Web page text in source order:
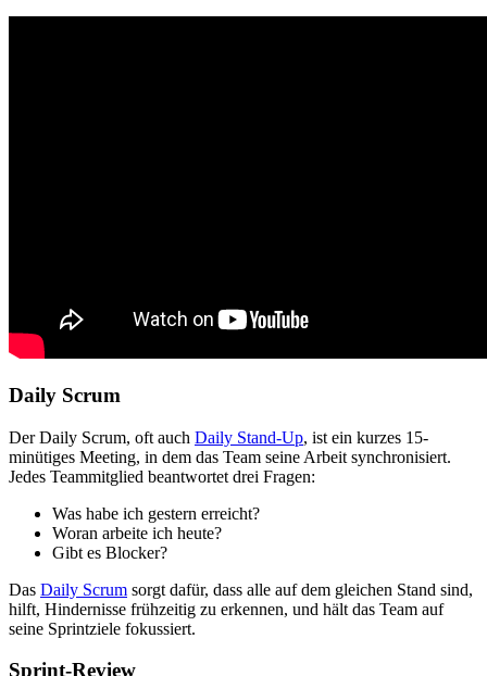
Daily Scrum
Der Daily Scrum, oft auch Daily Stand-Up, ist ein kurzes 15-
minütiges Meeting, in dem das Team seine Arbeit synchronisiert.
Jedes Teammitglied beantwortet drei Fragen:
Was habe ich gestern erreicht?
Woran arbeite ich heute?
Gibt es Blocker?
Das Daily Scrum sorgt dafür, dass alle auf dem gleichen Stand sind,
hilft, Hindernisse frühzeitig zu erkennen, und hält das Team auf
seine Sprintziele fokussiert.
Sprint-Review